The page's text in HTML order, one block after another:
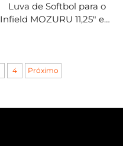
Luva de Softbol para o
Infield MOZURU 11,25" em
4 Próximo